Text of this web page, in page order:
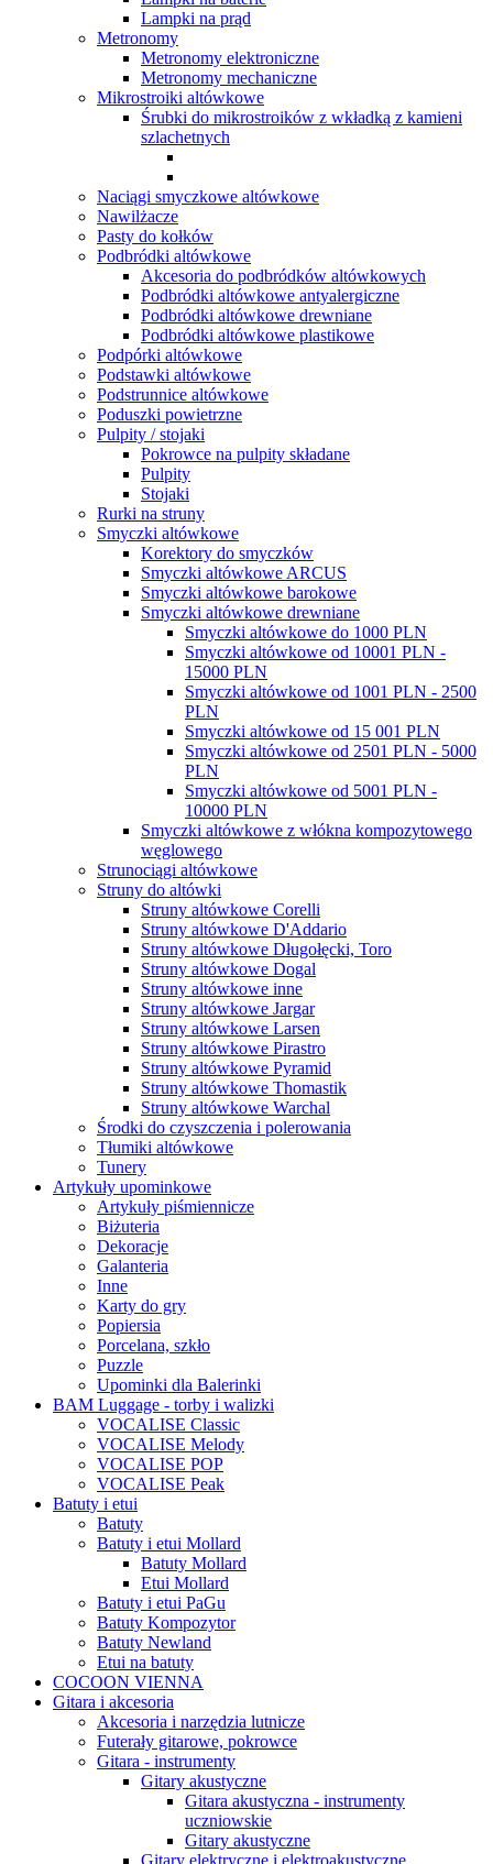
Lampki na prąd
Metronomy
Metronomy elektroniczne
Metronomy mechaniczne
Mikrostroiki altówkowe
Śrubki do mikrostroików z wkładką z kamieni
szlachetnych
Naciągi smyczkowe altówkowe
Nawilżacze
Pasty do kołków
Podbródki altówkowe
Akcesoria do podbródków altówkowych
Podbródki altówkowe antyalergiczne
Podbródki altówkowe drewniane
Podbródki altówkowe plastikowe
Podpórki altówkowe
Podstawki altówkowe
Podstrunnice altówkowe
Poduszki powietrzne
Pulpity / stojaki
Pokrowce na pulpity składane
Pulpity
Stojaki
Rurki na struny
Smyczki altówkowe
Korektory do smyczków
Smyczki altówkowe ARCUS
Smyczki altówkowe barokowe
Smyczki altówkowe drewniane
Smyczki altówkowe do 1000 PLN
Smyczki altówkowe od 10001 PLN -
15000 PLN
Smyczki altówkowe od 1001 PLN - 2500
PLN
Smyczki altówkowe od 15 001 PLN
Smyczki altówkowe od 2501 PLN - 5000
PLN
Smyczki altówkowe od 5001 PLN -
10000 PLN
Smyczki altówkowe z włókna kompozytowego
węglowego
Strunociągi altówkowe
Struny do altówki
Struny altówkowe Corelli
Struny altówkowe D'Addario
Struny altówkowe Długołęcki, Toro
Struny altówkowe Dogal
Struny altówkowe inne
Struny altówkowe Jargar
Struny altówkowe Larsen
Struny altówkowe Pirastro
Struny altówkowe Pyramid
Struny altówkowe Thomastik
Struny altówkowe Warchal
Środki do czyszczenia i polerowania
Tłumiki altówkowe
Tunery
Artykuły upominkowe
Artykuły piśmiennicze
Biżuteria
Dekoracje
Galanteria
Inne
Karty do gry
Popiersia
Porcelana, szkło
Puzzle
Upominki dla Balerinki
BAM Luggage - torby i walizki
VOCALISE Classic
VOCALISE Melody
VOCALISE POP
VOCALISE Peak
Batuty i etui
Batuty
Batuty i etui Mollard
Batuty Mollard
Etui Mollard
Batuty i etui PaGu
Batuty Kompozytor
Batuty Newland
Etui na batuty
COCOON VIENNA
Gitara i akcesoria
Akcesoria i narzędzia lutnicze
Futerały gitarowe, pokrowce
Gitara - instrumenty
Gitary akustyczne
Gitara akustyczna - instrumenty
uczniowskie
Gitary akustyczne
Gitary elektryczne i elektroakustyczne